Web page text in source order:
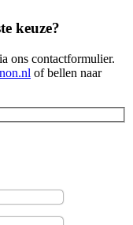
keuze?
ons contactformulier.
of bellen naar